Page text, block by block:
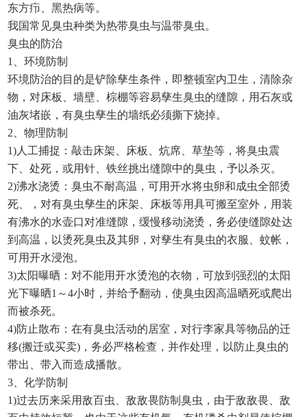
东方疖、黑热病等。
我国常见臭虫种类为热带臭虫与温带臭虫。
臭虫的防治
1、环境防制
环境防治的目的是铲除孳生条件，即整顿室内卫生，清除杂
物，对床板、墙壁、棕棚等容易孳生臭虫的缝隙，用石灰或
油灰堵嵌，有臭虫孳生的墙纸必须撕下烧掉。
2、物理防制
1)人工捕捉：敲击床架、床板、炕席、草垫等，将臭虫震
下、处死，或用针、铁丝挑出缝隙中的臭虫，予以杀灭。
2)沸水浇烫：臭虫不耐高温，可用开水将虫卵和成虫全部烫
死、，对有臭虫孳生的床架、床板等用具可搬至室外，用装
有沸水的水壶口对准缝隙，缓慢移动浇烫，务必使缝隙处达
到高温，以烫死臭虫及其卵，对孳生有臭虫的衣服、蚊帐，
可用开水浸泡。
3)太阳曝晒：对不能用开水烫泡的衣物，可放到强烈的太阳
光下曝晒1～4小时，并给予翻动，使臭虫因高温晒死或爬出
而被杀死。
4)防止散布：在有臭虫活动的居室，对行李家具等物品的迁
移(搬迁或买卖)，务必严格检查，并作处理，以防止臭虫的
带出、带入而造成播散。
3、化学防制
1)过去历来采用敌百虫、敌敌畏防制臭虫，由于敌敌畏、敌